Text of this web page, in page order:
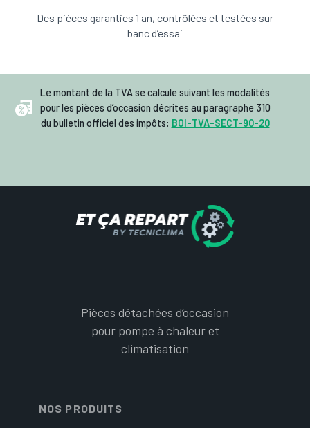
Des pièces garanties 1 an, contrôlées et testées sur
banc d’essai
Le montant de la TVA se calcule suivant les modalités
pour les pièces d’occasion décrites au paragraphe 310
du bulletin officiel des impôts: BOI-TVA-SECT-90-20
Pièces détachées d’occasion
pour pompe à chaleur et
climatisation
NOS PRODUITS